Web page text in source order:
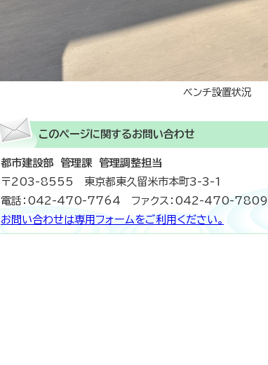
ベンチ設置状況
このページに関するお問い合わせ
都市建設部 管理課 管理調整担当
〒203-8555 東京都東久留米市本町3-3-1
電話：042-470-7764 ファクス：042-470-7809
お問い合わせは専用フォームをご利用ください。